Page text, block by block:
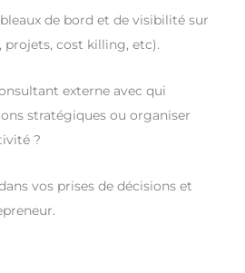
de bord et de visibilité sur
projets, cost killing, etc).
externe avec qui
stratégiques ou organiser
?
vos prises de décisions et